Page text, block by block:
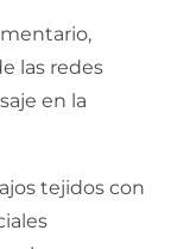
las redes
en la
tejidos con